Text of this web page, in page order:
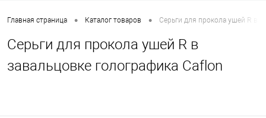
Главная страница • Каталог товаров • Серьги для прокола ушей R в
Серьги для прокола ушей R в
завальцовке голографика Caflon